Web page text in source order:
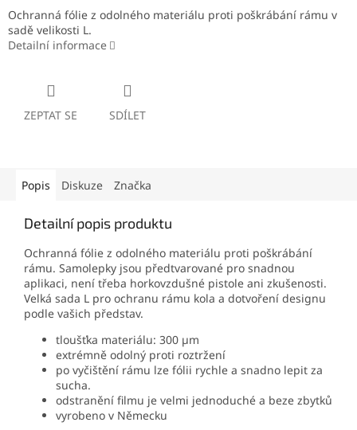
Ochranná fólie z odolného materiálu proti poškrábání rámu v
sadě velikosti L.
Detailní informace
ZEPTAT SE SDÍLET
Popis Diskuze Značka
Detailní popis produktu
Ochranná fólie z odolného materiálu proti poškrábání
rámu. Samolepky jsou předtvarované pro snadnou
aplikaci, není třeba horkovzdušné pistole ani zkušenosti.
Velká sada L pro ochranu rámu kola a dotvoření designu
podle vašich představ.
tloušťka materiálu: 300 µm
extrémně odolný proti roztržení
po vyčištění rámu lze fólii rychle a snadno lepit za
sucha.
odstranění filmu je velmi jednoduché a beze zbytků
vyrobeno v Německu